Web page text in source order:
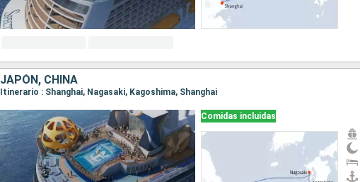
JAPÓN, CHINA
Itinerario : Shanghai, Nagasaki, Kagoshima, Shanghai
Comidas incluidas